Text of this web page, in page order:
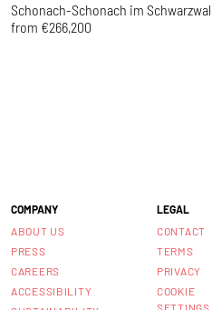
Schonach-Schonach im
from €266,200
COMPANY
ABOUT US
PRESS
CAREERS
ACCESSIBILITY
LEGAL
CONTACT
TERMS
PRIVACY
COOKIE